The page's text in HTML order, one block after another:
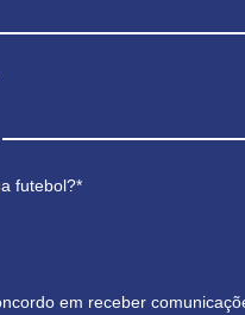
futebol?*
em receber